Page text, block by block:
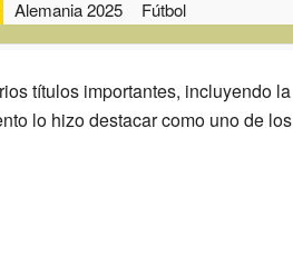
Alemania 2025 Fútbol
títulos importantes, incluyendo la
lo hizo destacar como uno de los